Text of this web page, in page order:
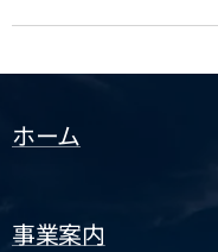
ホーム
事業案内